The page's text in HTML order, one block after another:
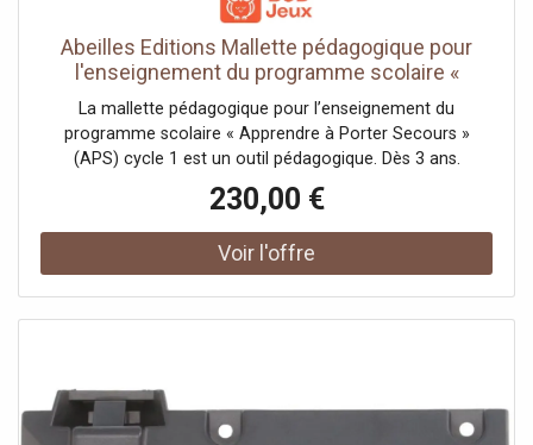
Abeilles Editions Mallette pédagogique pour
l'enseignement du programme scolaire «
Apprendre à Porter Secours » (APS) cycle 1
La mallette pédagogique pour l’enseignement du
programme scolaire « Apprendre à Porter Secours »
(APS) cycle 1 est un outil pédagogique. Dès 3 ans.
230,00 €